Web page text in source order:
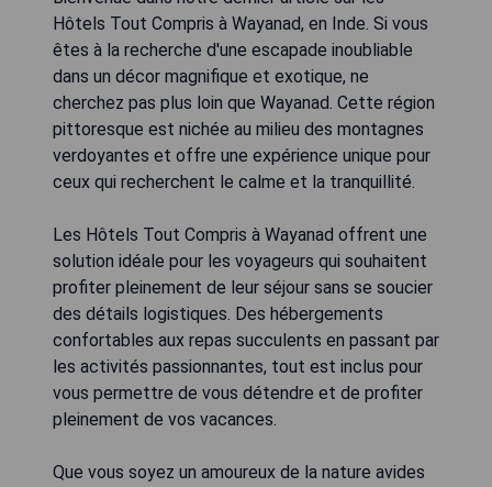
Hôtels Tout Compris à Wayanad, en Inde. Si vous
êtes à la recherche d'une escapade inoubliable
dans un décor magnifique et exotique, ne
cherchez pas plus loin que Wayanad. Cette région
pittoresque est nichée au milieu des montagnes
verdoyantes et offre une expérience unique pour
ceux qui recherchent le calme et la tranquillité.
Les Hôtels Tout Compris à Wayanad offrent une
solution idéale pour les voyageurs qui souhaitent
profiter pleinement de leur séjour sans se soucier
des détails logistiques. Des hébergements
confortables aux repas succulents en passant par
les activités passionnantes, tout est inclus pour
vous permettre de vous détendre et de profiter
pleinement de vos vacances.
Que vous soyez un amoureux de la nature avides